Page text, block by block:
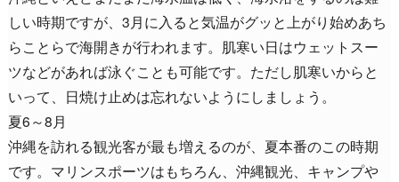
しい時期ですが、3月に入ると気温がグッと上がり始めあち
らことらで海開きが行われます。肌寒い日はウェットスー
ツなどがあれば泳ぐことも可能です。ただし肌寒いからと
いって、日焼け止めは忘れないようにしましょう。
夏6～8月
沖縄を訪れる観光客が最も増えるのが、夏本番のこの時期
です。マリンスポーツはもちろん、沖縄観光、キャンプや